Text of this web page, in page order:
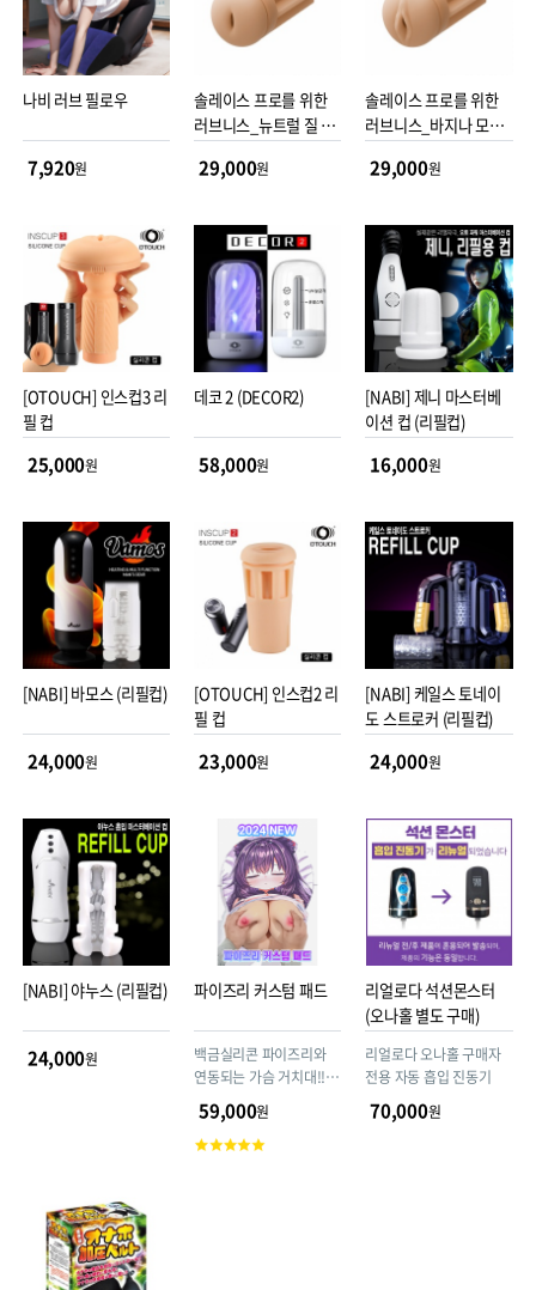
나비 러브 필로우
7,920원
솔레이스 프로를 위한
러브니스_뉴트럴 질 모
29,000원
솔레이스 프로를 위한
러브니스_바지나 모양
29,000원
[OTOUCH] 인스컵3 리
필 컵
25,000원
데코 2 (DECOR2)
58,000원
[NABI] 제니 마스터베
이션 컵 (리필컵)
16,000원
[NABI] 바모스 (리필컵)
24,000원
[OTOUCH] 인스컵2 리
필 컵
23,000원
[NABI] 케일스 토네이
도 스트로커 (리필컵)
24,000원
[NABI] 야누스 (리필컵)
24,000원
파이즈리 커스텀 패드
백금실리콘 파이즈리와
연동되는 가슴 거치대!!
(본품 별도 구매)
59,000원
고
리얼로다 석션몬스터
(오나홀 별도 구매)
리얼로다 오나홀 구매자
전용 자동 흡입 진동기
70,000원